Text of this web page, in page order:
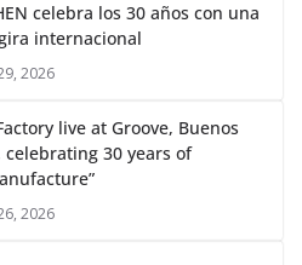
celebra los 30 años con una
internacional
2026
live at Groove, Buenos
celebrating 30 years of
2026